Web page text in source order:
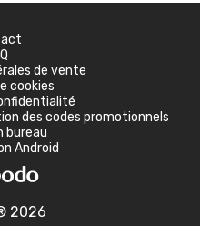
de vente
cookies
des codes promotionnels
bureau
Android
2026